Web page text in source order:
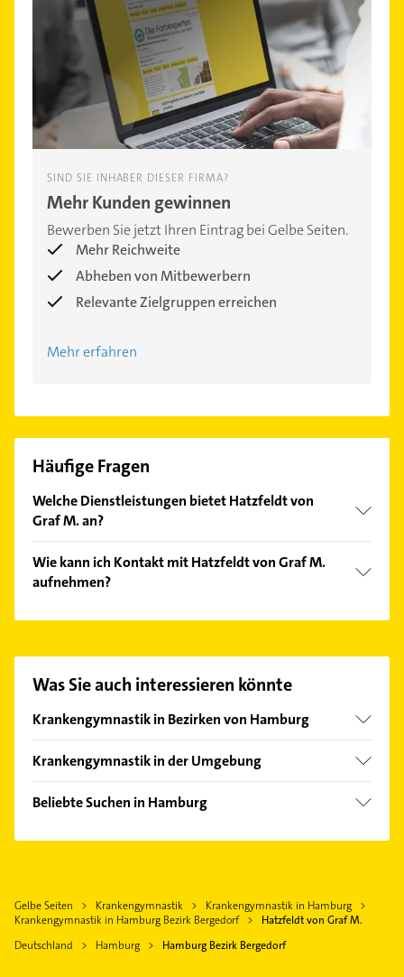
SIND SIE INHABER DIESER FIRMA?
Mehr Kunden gewinnen
Bewerben Sie jetzt Ihren Eintrag bei Gelbe Seiten.
Mehr Reichweite
Abheben von Mitbewerbern
Relevante Zielgruppen erreichen
Mehr erfahren
Häufige Fragen
Welche Dienstleistungen bietet Hatzfeldt von
Graf M. an?
Packungen, Ganzkörpermassagen und
Teilkörpermassagen.
Wie kann ich Kontakt mit Hatzfeldt von Graf M.
aufnehmen?
Kontaktmöglichkeiten wie Adresse oder Mail in
finden Sie alleKontaktdaten.
Was Sie auch interessieren könnte
Krankengymnastik in Bezirken von Hamburg
Bezirk Altona
Bezirk Hamburg-Mitte
Hamburg-Altstadt
Krankengymnastik in der Umgebung
Wentorf bei Hamburg
Oststeinbek
Geesthacht
Marschacht
Beliebte Suchen in Hamburg
Klempner
Gasinstallateur
Gelbe Seiten Krankengymnastik
Krankengymnastik in Hamburg
Krankengymnastik in Hamburg Bezirk Bergedorf
Hatzfeldt von Graf M.
Deutschland
Hamburg Hamburg Bezirk Bergedorf